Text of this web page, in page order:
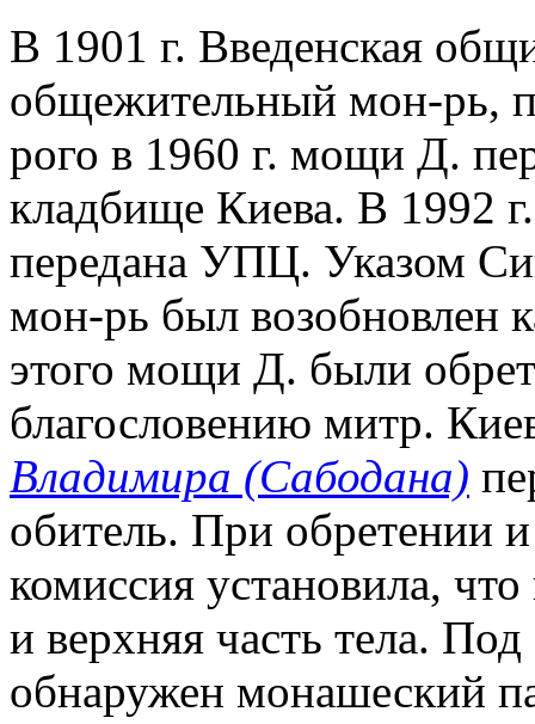
В 1901 г. Введенская
общежительный мон-рь,
рого в 1960 г. мощи Д.
кладбище Киева. В 1992
передана УПЦ. Указом
мон-рь был возобновлен
этого мощи Д. были
благословению митр.
Владимира (Сабодана)
обитель. При обретении
комиссия установила,
и верхняя часть тела.
обнаружен монашеский